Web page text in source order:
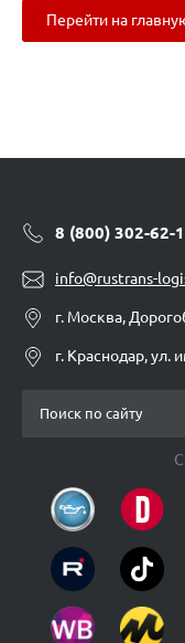
Перейти на
8 (800) 302-62-
info@rustrans-
г. Москва,
г. Краснодар, ул.